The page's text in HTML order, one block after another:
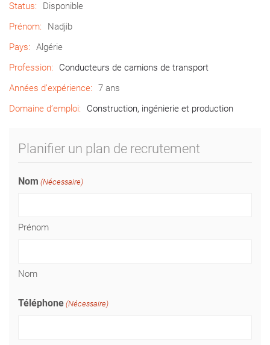
Status:
Disponible
Prénom:
Nadjib
Pays:
Algérie
Profession:
Conducteurs de camions de transport
Années d’expérience:
7 ans
Domaine d’emploi:
Construction, ingénierie et production
Planifier un plan de recrutement
Nom (Nécessaire)
Prénom
Nom
Téléphone (Nécessaire)